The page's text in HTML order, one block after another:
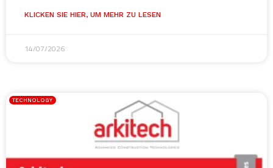
KLICKEN SIE HIER, UM MEHR ZU LESEN
14/07/2026
TECHNOLOGY